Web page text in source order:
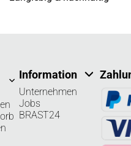
Information
Unternehmen
Jobs
BRAST24